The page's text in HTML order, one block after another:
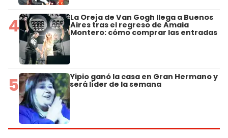
4 La Oreja de Van Gogh llega a Buenos
Aires tras el regreso de Amaia
Montero: cómo comprar las entradas
5 Yipio ganó la casa en Gran Hermano y
será líder de la semana